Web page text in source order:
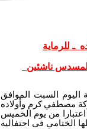
ـ للرماية
المسدس ناشئين
السبت الموافق
مصطفي كرم وأولاده
اعتبارا من يوم الخميس
السبت الموافق 5/3/2011 بإقامة حفلها الختامي فى احتفاليه